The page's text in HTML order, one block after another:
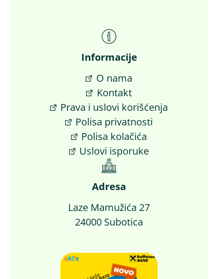
Informacije
O nama
Kontakt
Prava i uslovi korišćenja
Polisa privatnosti
Polisa kolačića
Uslovi isporuke
Adresa
Laze Mamužića 27
24000 Subotica